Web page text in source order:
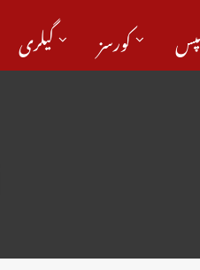
گیلری کورسز